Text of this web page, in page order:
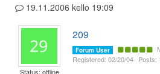
19.11.2006 kello 19:09
Status: offline
209
Forum User
Registered: 02/20/04 Posts: